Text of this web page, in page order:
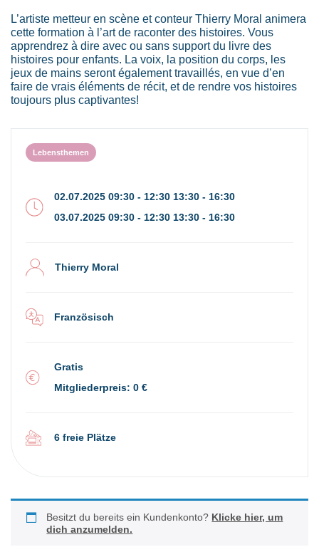
L’artiste metteur en scène et conteur Thierry Moral animera
cette formation à l’art de raconter des histoires. Vous
apprendrez à dire avec ou sans support du livre des
histoires pour enfants. La voix, la position du corps, les
jeux de mains seront également travaillés, en vue d’en
faire de vrais éléments de récit, et de rendre vos histoires
toujours plus captivantes!
Lebensthemen
02.07.2025 09:30 - 12:30 13:30 - 16:30
03.07.2025 09:30 - 12:30 13:30 - 16:30
Thierry Moral
Französisch
Gratis
Mitgliederpreis: 0 €
6 freie Plätze
Besitzt du bereits ein Kundenkonto? Klicke hier, um
dich anzumelden.